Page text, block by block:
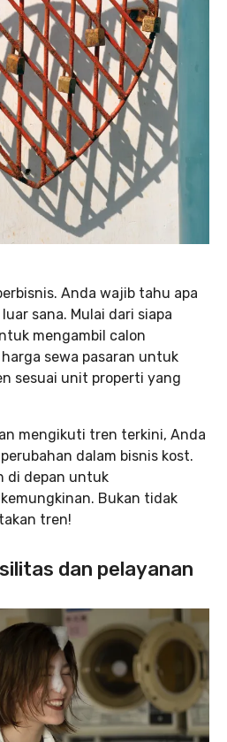
Anda wajib tahu apa
sana. Mulai dari siapa
mengambil calon
sewa pasaran untuk
sesuai unit properti yang
mengikuti tren terkini, Anda
dalam bisnis kost.
di depan untuk
Bukan tidak
tren!
dan pelayanan